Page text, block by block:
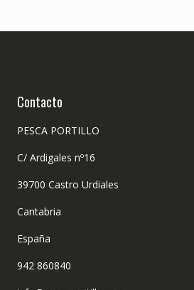
Contacto
PESCA PORTILLO
C/ Ardigales nº16
39700 Castro Urdiales
Cantabria
España
942 860840